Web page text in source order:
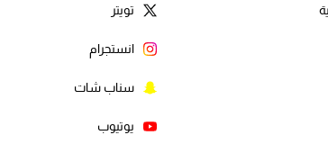
تويتر
انستجرام
سناب شات
يوتيوب